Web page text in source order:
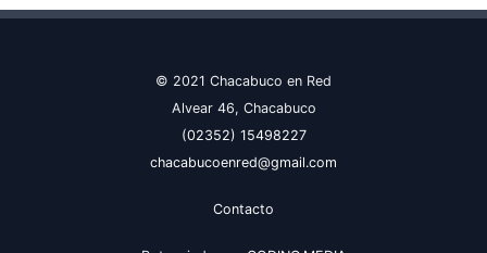
© 2021 Chacabuco en Red
Alvear 46, Chacabuco
(02352) 15498227
chacabucoenred@gmail.com
Contacto